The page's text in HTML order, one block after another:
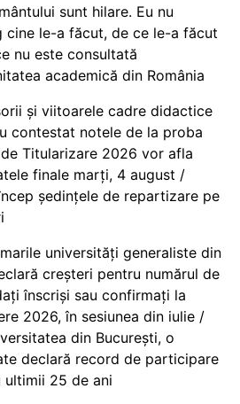
sunt hilare. Eu nu
cine le-a făcut, de ce le-a făcut
nu este consultată
academică din România
și viitoarele cadre didactice
contestat notele de la proba
Titularizare 2026 vor afla
finale marți, 4 august /
ședințele de repartizare pe
universități generaliste din
creșteri pentru numărul de
înscriși sau confirmați la
2026, în sesiunea din iulie /
din București, o
declară record de participare
ultimii 25 de ani